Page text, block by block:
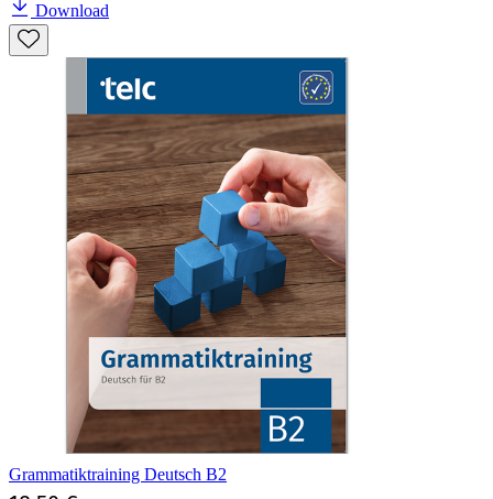
Download
Grammatiktraining Deutsch B2